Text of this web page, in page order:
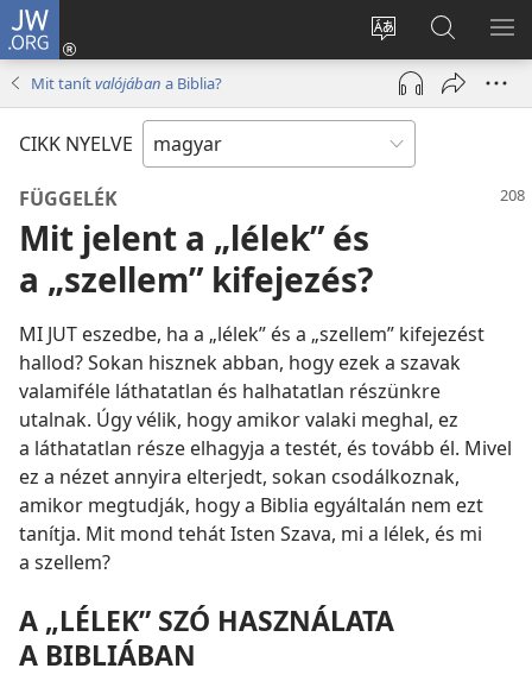
JW.ORG
Oldal
nyelvének
megváltoztatása
Bejelentkezés
(opens
window)
Keresés
a jw.org
honlapon
Mit tanítvalójában a Biblia?
CIKK NYELVE
FÜGGELÉK
Mit jelent a „lélek” és
a „szellem” kifejezés?
MI JUT eszedbe, ha a „lélek” és a „szellem” kifejezést
hallod? Sokan hisznek abban, hogy ezek a szavak
valamiféle láthatatlan és halhatatlan részünkre
utalnak. Úgy vélik, hogy amikor valaki meghal, ez
a láthatatlan része elhagyja a testét, és tovább él. Mivel
ez a nézet annyira elterjedt, sokan csodálkoznak,
amikor megtudják, hogy a Biblia egyáltalán nem ezt
tanítja. Mit mond tehát Isten Szava, mi a lélek, és mi
a szellem?
A „LÉLEK” SZÓ HASZNÁLATA
A BIBLIÁBAN